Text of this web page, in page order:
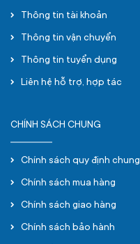
Thông tin tài khoản
Thông tin vận chuyển
Thông tin tuyển dụng
Liên hệ hỗ trợ, hợp tác
CHÍNH SÁCH CHUNG
Chính sách quy định chung
Chính sách mua hàng
Chính sách giao hàng
Chính sách bảo hành